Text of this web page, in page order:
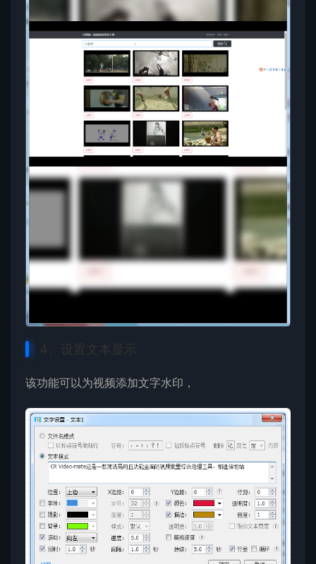
4、设置文本显示
该功能可以为视频添加文字水印，